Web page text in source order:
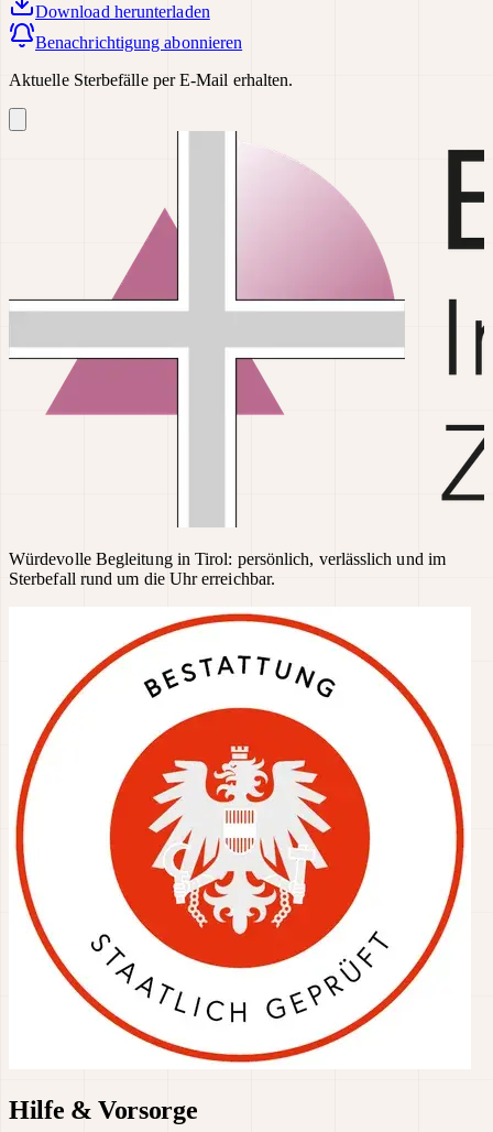
Download herunterladen
Benachrichtigung abonnieren
Aktuelle Sterbefälle per E-Mail erhalten.
Würdevolle Begleitung in Tirol: persönlich, verlässlich und im
Sterbefall rund um die Uhr erreichbar.
Hilfe & Vorsorge